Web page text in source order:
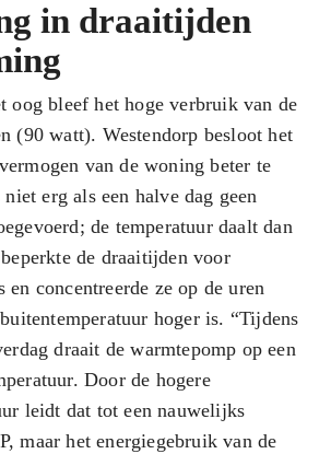
in draaitijden
oog bleef het hoge verbruik van de
(90 watt). Westendorp besloot het
van de woning beter te
erg als een halve dag geen
de temperatuur daalt dan
de draaitijden voor
concentreerde ze op de uren
hoger is. “Tijdens
draait de warmtepomp op een
Door de hogere
leidt dat tot een nauwelijks
maar het energiegebruik van de